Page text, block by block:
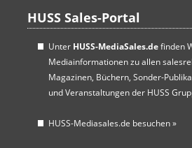
HUSS Sales-Portal
Unter HUSS-MediaSales.definden
Mediainformationen zu allen
Magazinen, Büchern, Sonder-
und Veranstaltungen der HUSS
HUSS-Mediasales.de besuchen»